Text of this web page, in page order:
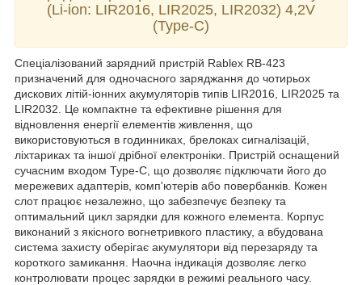
(Li-ion: LIR2016, LIR2025, LIR2032) 4,2V
(Type-C)
Спеціалізований зарядний пристрій Rablex RB-423
призначений для одночасного заряджання до чотирьох
дискових літій-іонних акумуляторів типів LIR2016, LIR2025 та
LIR2032. Це компактне та ефективне рішення для
відновлення енергії елементів живлення, що
використовуються в годинниках, брелоках сигналізацій,
ліхтариках та іншої дрібної електроніки. Пристрій оснащений
сучасним входом Type-C, що дозволяє підключати його до
мережевих адаптерів, комп'ютерів або повербанків. Кожен
слот працює незалежно, що забезпечує безпеку та
оптимальний цикл зарядки для кожного елемента. Корпус
виконаний з якісного вогнетривкого пластику, а вбудована
система захисту оберігає акумулятори від перезаряду та
короткого замикання. Наочна індикація дозволяє легко
контролювати процес зарядки в режимі реального часу.